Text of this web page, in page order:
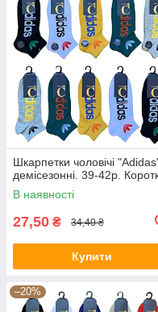
Шкарпетки чоловічі
демісезонні. 39-42р.
В наявності
27,50 ₴ 34,40 ₴
Купити
–20%